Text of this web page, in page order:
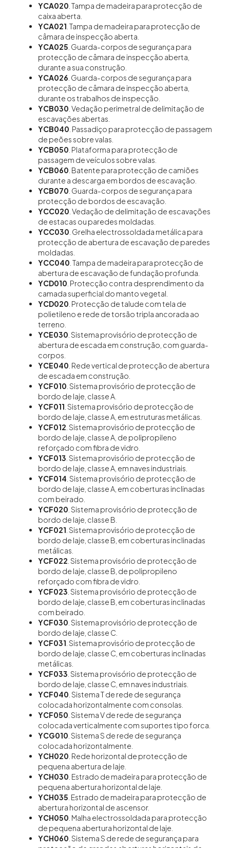
YCA020 . Tampa de madeira para protecção de
caixa aberta.
YCA021 . Tampa de madeira para protecção de
câmara de inspecção aberta.
YCA025 . Guarda-corpos de segurança para
protecção de câmara de inspecção aberta,
durante a sua construção.
YCA026 . Guarda-corpos de segurança para
protecção de câmara de inspecção aberta,
durante os trabalhos de inspecção.
YCB030 . Vedação perimetral de delimitação de
escavações abertas.
YCB040 . Passadiço para protecção de passagem
de peões sobre valas.
YCB050 . Plataforma para protecção de
passagem de veículos sobre valas.
YCB060 . Batente para protecção de camiões
durante a descarga em bordos de escavação.
YCB070 . Guarda-corpos de segurança para
protecção de bordos de escavação.
YCC020 . Vedação de delimitação de escavações
de estacas ou paredes moldadas.
YCC030 . Grelha electrossoldada metálica para
protecção de abertura de escavação de paredes
moldadas.
YCC040 . Tampa de madeira para protecção de
abertura de escavação de fundação profunda.
YCD010 . Protecção contra desprendimento da
camada superficial do manto vegetal.
YCD020 . Protecção de talude com tela de
polietileno e rede de torsão tripla ancorada ao
terreno.
YCE030 . Sistema provisório de protecção de
abertura de escada em construção, com guarda-
corpos.
YCE040 . Rede vertical de protecção de abertura
de escada em construção.
YCF010 . Sistema provisório de protecção de
bordo de laje, classe A.
YCF011 . Sistema provisório de protecção de
bordo de laje, classe A, em estruturas metálicas.
YCF012 . Sistema provisório de protecção de
bordo de laje, classe A, de polipropileno
reforçado com fibra de vidro.
YCF013 . Sistema provisório de protecção de
bordo de laje, classe A, em naves industriais.
YCF014 . Sistema provisório de protecção de
bordo de laje, classe A, em coberturas inclinadas
com beirado.
YCF020 . Sistema provisório de protecção de
bordo de laje, classe B.
YCF021 . Sistema provisório de protecção de
bordo de laje, classe B, em coberturas inclinadas
metálicas.
YCF022 . Sistema provisório de protecção de
bordo de laje, classe B, de polipropileno
reforçado com fibra de vidro.
YCF023 . Sistema provisório de protecção de
bordo de laje, classe B, em coberturas inclinadas
com beirado.
YCF030 . Sistema provisório de protecção de
bordo de laje, classe C.
YCF031 . Sistema provisório de protecção de
bordo de laje, classe C, em coberturas inclinadas
metálicas.
YCF033 . Sistema provisório de protecção de
bordo de laje, classe C, em naves industriais.
YCF040 . Sistema T de rede de segurança
colocada horizontalmente com consolas.
YCF050 . Sistema V de rede de segurança
colocada verticalmente com suportes tipo forca.
YCG010 . Sistema S de rede de segurança
colocada horizontalmente.
YCH020 . Rede horizontal de protecção de
pequena abertura de laje.
YCH030 . Estrado de madeira para protecção de
pequena abertura horizontal de laje.
YCH035 . Estrado de madeira para protecção de
abertura horizontal de ascensor.
YCH050 . Malha electrossoldada para protecção
de pequena abertura horizontal de laje.
YCH060 . Sistema S de rede de segurança para